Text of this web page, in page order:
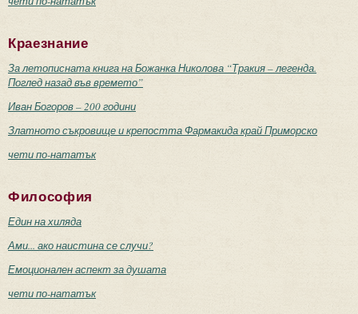
Краезнание
За летописната книга на Божанка Николова “Тракия – легенда.
Поглед назад във времето”
Иван Богоров – 200 години
Златното съкровище и крепостта Фармакида край Приморско
чети по-нататък
Философия
Един на хиляда
Ами... ако наистина се случи?
Емоционален аспект за душата
чети по-нататък